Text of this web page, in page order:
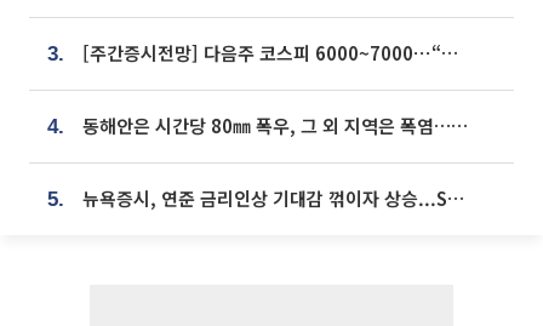
3. [주간증시전망] 다음주 코스피 6000~7000⋯“外人 수급은 정책이 변수”
4. 동해안은 시간당 80㎜ 폭우, 그 외 지역은 폭염…‘극과 극 날씨’
5. 뉴욕증시, 연준 금리인상 기대감 꺾이자 상승...S&P500 사상 최고치 [종합]